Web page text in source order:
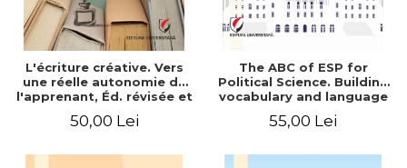
L'écriture créative. Vers
une réelle autonomie de
l'apprenant, Éd. révisée et
50,00 Lei
The ABC of ESP for
Political Science. Building
vocabulary and language
55,00 Lei